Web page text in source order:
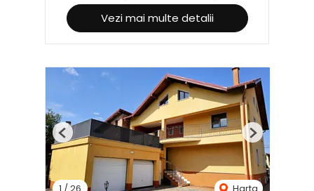
Vezi mai multe detalii
Previous Next